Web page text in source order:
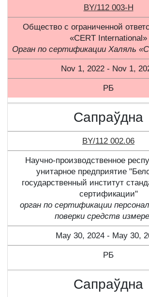
BY/112 003-Н
Общество с ограниченной
«CERT International»
Орган по сертификации Халяль
Nov 1, 2022 - Nov 1,
РБ
Сапраўдна
BY/112 002.06
Научно-производственное
унитарное предприятие
государственный институт
сертификации"
орган по сертификации
поверки средств
May 30, 2024 - May 30,
РБ
Сапраўдна